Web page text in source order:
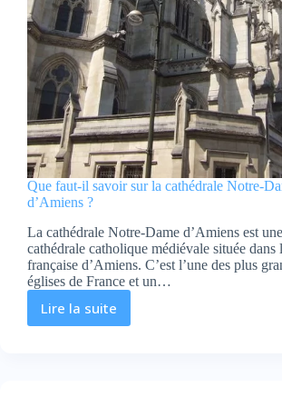
Que faut-il savoir sur la cathédrale Notre-
d’Amiens ?
La cathédrale Notre-Dame d’Amiens est une
cathédrale catholique médiévale située dans
française d’Amiens. C’est l’une des plus
églises de France et un…
Lire la suite
Que